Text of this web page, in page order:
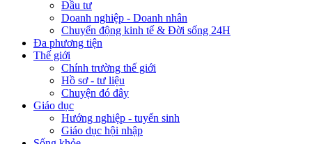
Đầu tư
Doanh nghiệp - Doanh nhân
Chuyển động kinh tế & Đời sống 24H
Đa phương tiện
Thế giới
Chính trường thế giới
Hồ sơ - tư liệu
Chuyện đó đây
Giáo dục
Hướng nghiệp - tuyển sinh
Giáo dục hội nhập